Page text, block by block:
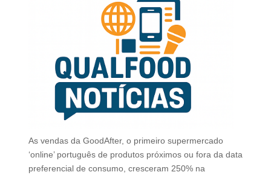
As vendas da GoodAfter, o primeiro supermercado
‘online’ português de produtos próximos ou fora da data
preferencial de consumo, cresceram 250% na